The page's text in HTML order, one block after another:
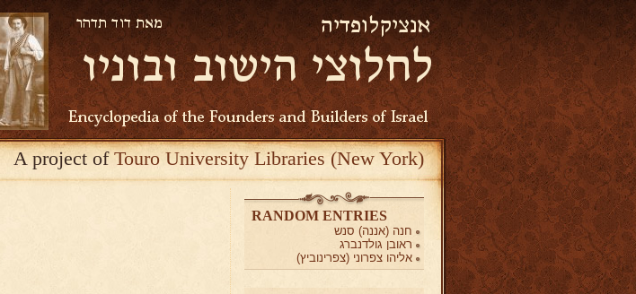
A project ofTouro University Libraries (New York)
RANDOM ENTRIES
חנה (אננה) סנש
ראובן גולדנברג
אליהו צפרוני (צפרינוביץ)